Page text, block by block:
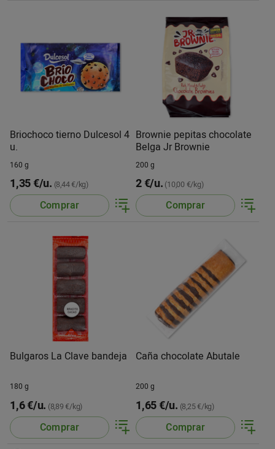
Briochoco tierno Dulcesol 4
u.
160 g
1,35 €/u. (8,44 €/kg)
Comprar
Brownie pepitas chocolate
Belga Jr Brownie
200 g
2 €/u. (10,00 €/kg)
Comprar
Bulgaros La Clave bandeja
180 g
1,6 €/u. (8,89 €/kg)
Comprar
Caña chocolate Abutale
200 g
1,65 €/u. (8,25 €/kg)
Comprar